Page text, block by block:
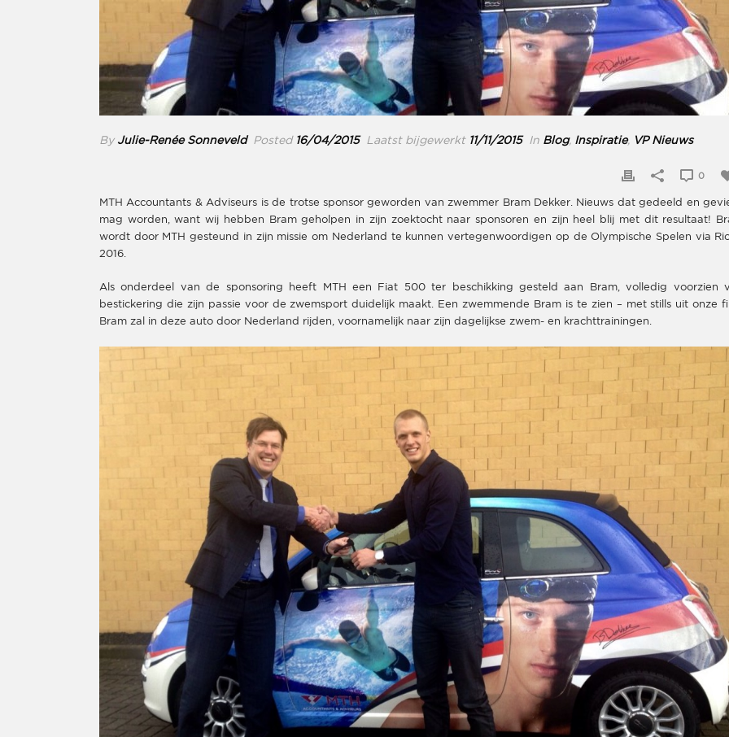
By Julie-Renée Sonneveld Posted 16/04/2015Laatst bijgewerkt 11/11/2015 In Blog, Inspiratie, VP Nieuws
0
MTH Accountants & Adviseurs is de trotse sponsor geworden van zwemmer Bram Dekker. Nieuws dat gedeeld en
mag worden, want wij hebben Bram geholpen in zijn zoektocht naar sponsoren en zijn heel blij met dit resultaat!
wordt door MTH gesteund in zijn missie om Nederland te kunnen vertegenwoordigen op de Olympische Spelen via
2016.
Als onderdeel van de sponsoring heeft MTH een Fiat 500 ter beschikking gesteld aan Bram, volledig voorzien
bestickering die zijn passie voor de zwemsport duidelijk maakt. Een zwemmende Bram is te zien – met stills uit onze
Bram zal in deze auto door Nederland rijden, voornamelijk naar zijn dagelijkse zwem- en krachttrainingen.